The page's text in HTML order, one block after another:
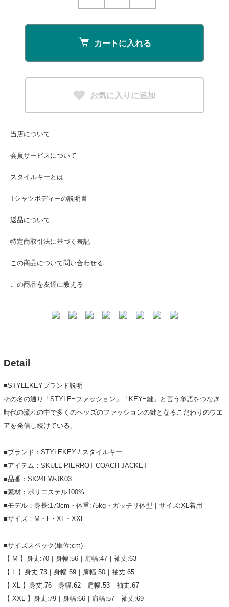
カートに入れる
お気に入りに追加
当店について
会員サービスについて
スタイルキーとは
Tシャツボディーの説明書
返品について
特定商取引法に基づく表記
この商品について問い合わせる
この商品を友達に教える
Detail
■STYLEKEYブランド説明
その名の通り「STYLE=ファッション」「KEY=鍵」と言う単語をつなぎ
時代の流れの中で多くのヘッズのファッションの鍵となるこだわりのウエ
アを発信し続けている。
■ブランド：STYLEKEY / スタイルキー
■アイテム：SKULL PIERROT COACH JACKET
■品番：SK24FW-JK03
■素材：ポリエステル100%
■モデル：身長:173cm・体重:75kg・ガッチリ体型｜サイズ:XL着用
■サイズ：M・L・XL・XXL
■サイズスペック(単位:cm)
【 M 】身丈:70｜身幅:56｜肩幅:47｜袖丈:63
【 L 】身丈:73｜身幅:59｜肩幅:50｜袖丈:65
【 XL 】身丈:76｜身幅:62｜肩幅:53｜袖丈:67
【 XXL 】身丈:79｜身幅:66｜肩幅:57｜袖丈:69